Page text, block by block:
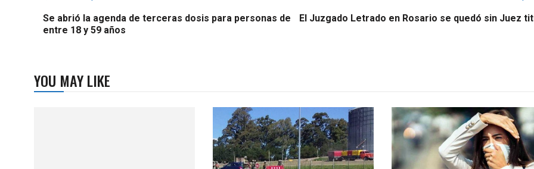
Se abrió la agenda de terceras dosis para personas de
entre 18 y 59 años
El Juzgado Letrado en Rosario se quedó sin Juez
YOU MAY LIKE